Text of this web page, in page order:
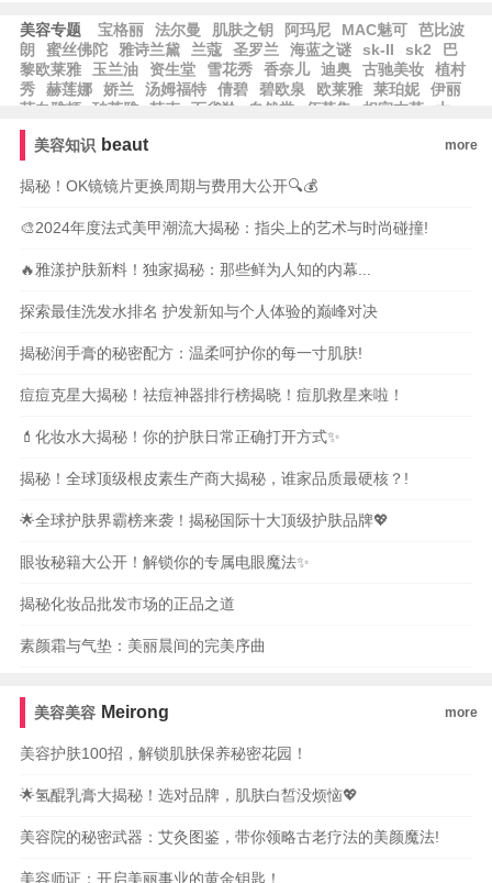
美容专题 宝格丽 法尔曼 肌肤之钥 阿玛尼 MAC魅可
芭比波
朗
蜜丝佛陀 雅诗兰黛 兰蔻 圣罗兰 海蓝之谜 sk-II sk2
巴
黎欧莱雅
玉兰油 资生堂 雪花秀 香奈儿 迪奥 古驰美妆
植村
秀
赫莲娜 娇兰 汤姆福特 倩碧 碧欧泉 欧莱雅 莱珀妮
伊丽
莎白雅顿
珀莱雅 韩束 百雀羚 自然堂 佰草集 相宜本草
大
宝
莉
尔木萄 无人区玫瑰
美容知识 beaut more
揭秘！OK镜镜片更换周期与费用大公开🔍💰
🎨2024年度法式美甲潮流大揭秘：指尖上的艺术与时尚碰撞!
🔥雅漾护肤新料！独家揭秘：那些鲜为人知的内幕...
探索最佳洗发水排名 护发新知与个人体验的巅峰对决
揭秘润手膏的秘密配方：温柔呵护你的每一寸肌肤!
痘痘克星大揭秘！祛痘神器排行榜揭晓！痘肌救星来啦！
💄化妆水大揭秘！你的护肤日常正确打开方式✨
揭秘！全球顶级根皮素生产商大揭秘，谁家品质最硬核？!
🌟全球护肤界霸榜来袭！揭秘国际十大顶级护肤品牌💖
眼妆秘籍大公开！解锁你的专属电眼魔法✨
揭秘化妆品批发市场的正品之道
素颜霜与气垫：美丽晨间的完美序曲
美容美容 Meirong more
美容护肤100招，解锁肌肤保养秘密花园！
🌟氢醌乳膏大揭秘！选对品牌，肌肤白皙没烦恼💖
美容院的秘密武器：艾灸图鉴，带你领略古老疗法的美颜魔法!
美容师证：开启美丽事业的黄金钥匙！